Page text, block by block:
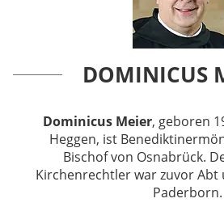
DOMINICUS
Dominicus Meier, geboren
Heggen, ist
Bischof von Osnabrück.
Kirchenrechtler war zuvor Abt
Paderborn.